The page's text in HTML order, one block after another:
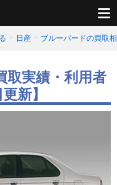
日産 ブルーバードの買取
取実績・利用者
新】